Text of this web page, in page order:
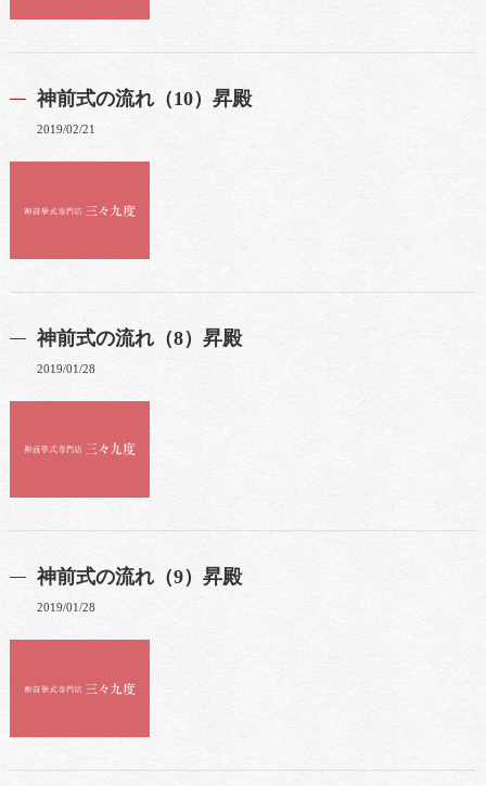
神前式の流れ（10）昇殿
2019/02/21
神前式の流れ（8）昇殿
2019/01/28
神前式の流れ（9）昇殿
2019/01/28